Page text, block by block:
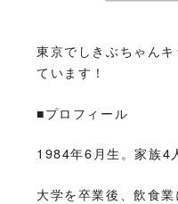
東京でしきぶちゃん
ています！
■プロフィール
1984年6月生。家族4
大学を卒業後、飲食